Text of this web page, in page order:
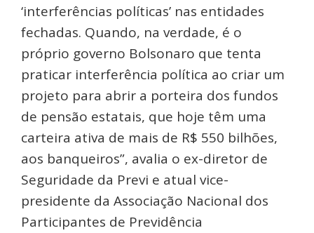
‘interferências políticas’ nas entidades
fechadas. Quando, na verdade, é o
próprio governo Bolsonaro que tenta
praticar interferência política ao criar um
projeto para abrir a porteira dos fundos
de pensão estatais, que hoje têm uma
carteira ativa de mais de R$ 550 bilhões,
aos banqueiros”, avalia o ex-diretor de
Seguridade da Previ e atual vice-
presidente da Associação Nacional dos
Participantes de Previdência